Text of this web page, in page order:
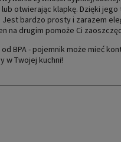
otwierając klapkę. Dzięki
bardzo prosty i zarazem
na drugim pomoże Ci
BPA - pojemnik może mieć
w Twojej kuchni!